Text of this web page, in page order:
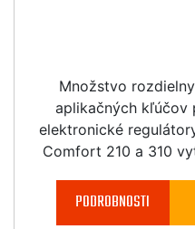
Množstvo
aplikačných kľúčov
elektronické
Comfort 210 a 310
vášho vykurovacieho
PODROBNOSTI